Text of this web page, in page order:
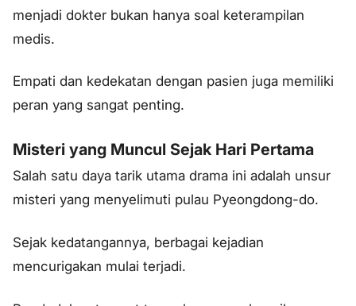
menjadi dokter bukan hanya soal keterampilan
medis.
Empati dan kedekatan dengan pasien juga memiliki
peran yang sangat penting.
Misteri yang Muncul Sejak Hari Pertama
Salah satu daya tarik utama drama ini adalah unsur
misteri yang menyelimuti pulau Pyeongdong-do.
Sejak kedatangannya, berbagai kejadian
mencurigakan mulai terjadi.